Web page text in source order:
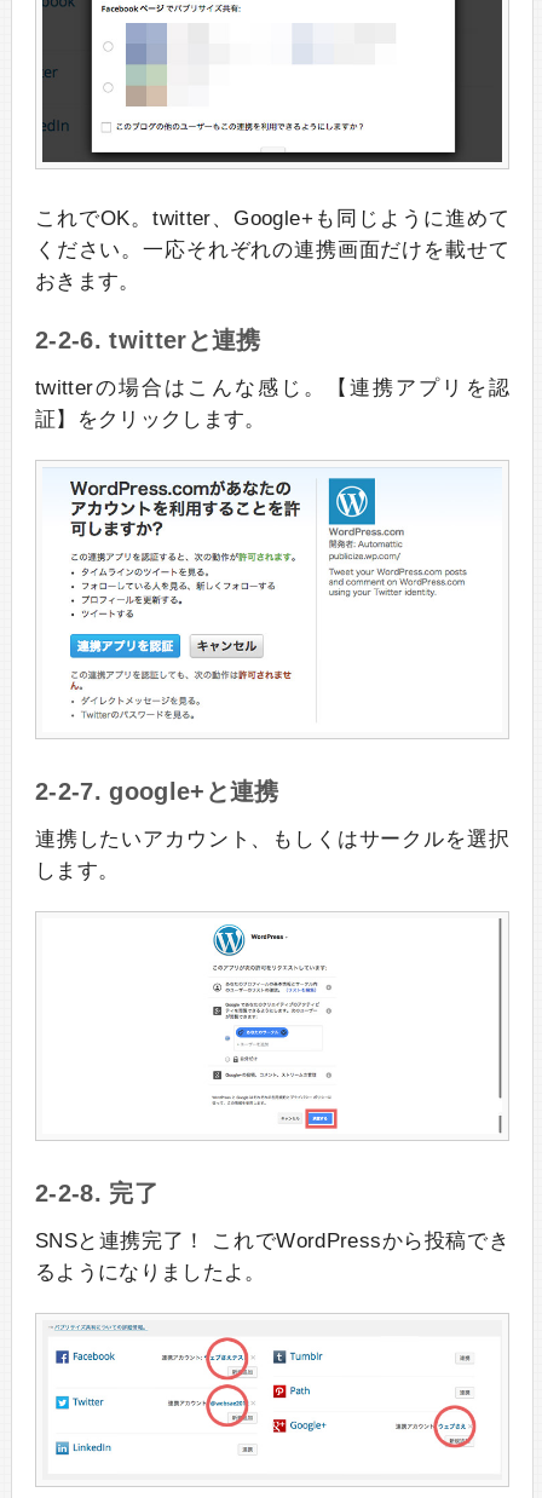
これでOK。twitter、Google+も同じように進めて
ください。一応それぞれの連携画面だけを載せて
おきます。
2-2-6. twitterと連携
twitterの場合はこんな感じ。【連携アプリを認
証】をクリックします。
2-2-7. google+と連携
連携したいアカウント、もしくはサークルを選択
します。
2-2-8. 完了
SNSと連携完了！ これでWordPressから投稿でき
るようになりましたよ。